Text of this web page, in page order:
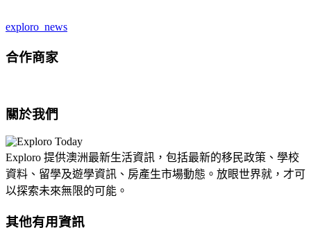
exploro_news
合作商家
關於我們
Exploro 提供澳洲最新生活資訊，包括最新的移民政策、學校
資料、留學及遊學資訊、房產生市場動態。放眼世界就，才可
以探索未來無限的可能。
其他有用資訊